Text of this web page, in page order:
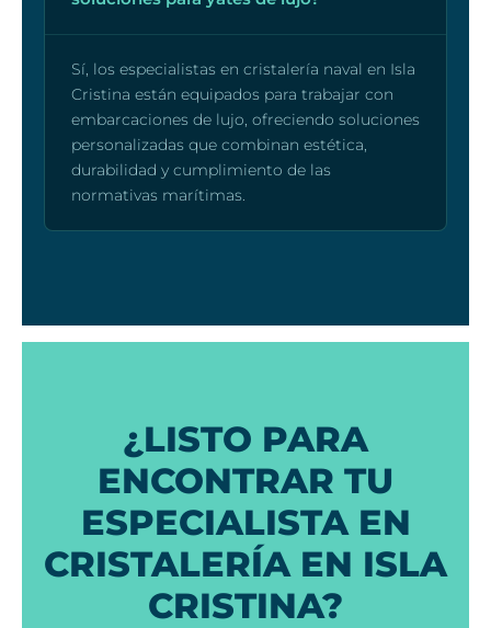
Sí, los especialistas en cristalería naval en Isla
Cristina están equipados para trabajar con
embarcaciones de lujo, ofreciendo soluciones
personalizadas que combinan estética,
durabilidad y cumplimiento de las
normativas marítimas.
¿LISTO PARA
ENCONTRAR TU
ESPECIALISTA EN
CRISTALERÍA EN ISLA
CRISTINA?